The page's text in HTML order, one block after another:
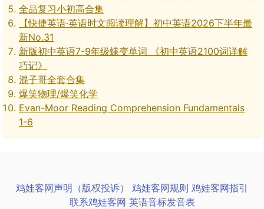
全品复习小初高合集
【快捷英语·英语时文阅读理解】初中英语2026下半年最
新No.31
新版初中英语7-9年级蝶变单词 《初中英语2100词详解
巧记》
混子哥全套合集
爆笑物理/爆笑化学
Evan-Moor Reading Comprehension Fundamentals
1-6
鸡娃客网声明（版权投诉） 鸡娃客网规则 鸡娃客网指引
联系鸡娃客网 英语音标发音表